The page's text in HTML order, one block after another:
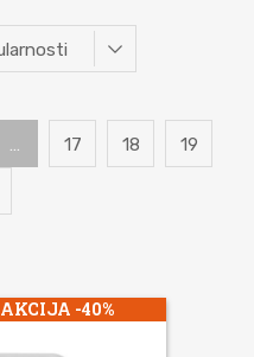
… 17 18 19
AKCIJA -40%